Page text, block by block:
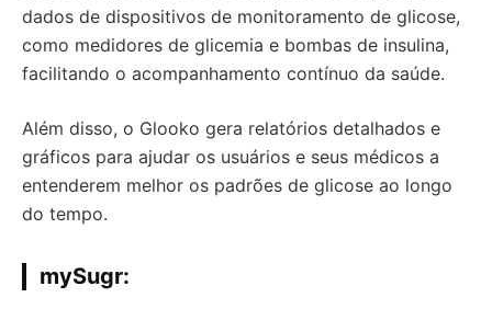
dados de dispositivos de monitoramento de glicose,
como medidores de glicemia e bombas de insulina,
facilitando o acompanhamento contínuo da saúde.
Além disso, o Glooko gera relatórios detalhados e
gráficos para ajudar os usuários e seus médicos a
entenderem melhor os padrões de glicose ao longo
do tempo.
mySugr: